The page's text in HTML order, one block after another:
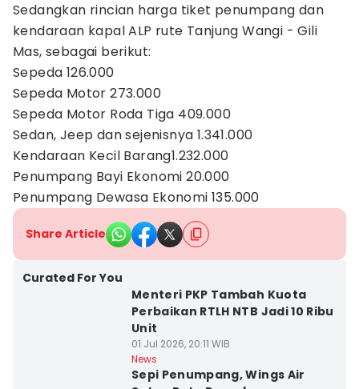
Sedangkan rincian harga tiket penumpang dan
kendaraan kapal ALP rute Tanjung Wangi - Gili
Mas, sebagai berikut:
Sepeda 126.000
Sepeda Motor 273.000
Sepeda Motor Roda Tiga 409.000
Sedan, Jeep dan sejenisnya 1.341.000
Kendaraan Kecil Barang1.232.000
Penumpang Bayi Ekonomi 20.000
Penumpang Dewasa Ekonomi 135.000
Share Article
Curated For You
Menteri PKP Tambah Kuota
Perbaikan RTLH NTB Jadi 10 Ribu
Unit
01 Jul 2026, 20:11 WIB
News
Sepi Penumpang, Wings Air